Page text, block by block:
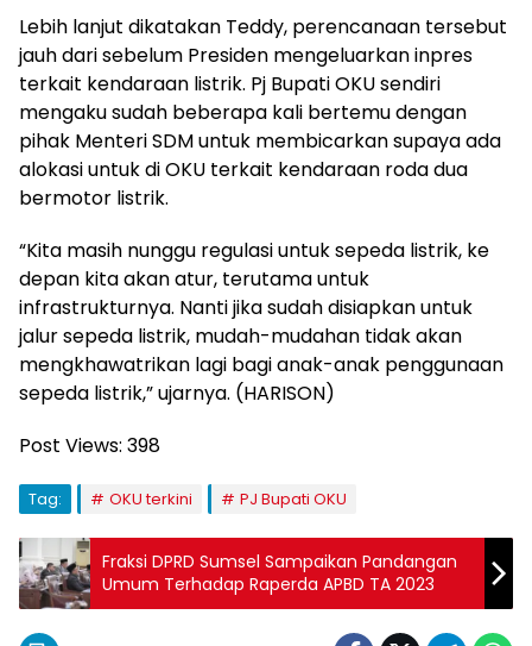
Lebih lanjut dikatakan Teddy, perencanaan tersebut
jauh dari sebelum Presiden mengeluarkan inpres
terkait kendaraan listrik. Pj Bupati OKU sendiri
mengaku sudah beberapa kali bertemu dengan
pihak Menteri SDM untuk membicarkan supaya ada
alokasi untuk di OKU terkait kendaraan roda dua
bermotor listrik.
“Kita masih nunggu regulasi untuk sepeda listrik, ke
depan kita akan atur, terutama untuk
infrastrukturnya. Nanti jika sudah disiapkan untuk
jalur sepeda listrik, mudah-mudahan tidak akan
mengkhawatrikan lagi bagi anak-anak penggunaan
sepeda listrik,” ujarnya. (HARISON)
Post Views: 398
Tag: OKU terkini PJ Bupati OKU
Fraksi DPRD Sumsel Sampaikan Pandangan
Umum Terhadap Raperda APBD TA 2023